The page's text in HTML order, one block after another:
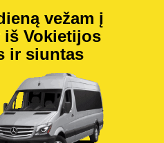
vežam į
iš Vokietijos
ir siuntas